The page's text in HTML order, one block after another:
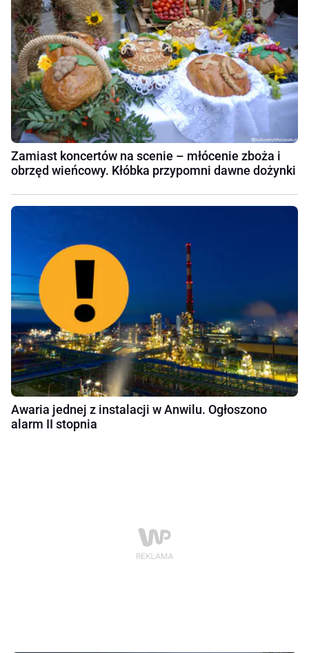
Zamiast koncertów na scenie – młócenie zboża i
obrzęd wieńcowy. Kłóbka przypomni dawne dożynki
Awaria jednej z instalacji w Anwilu. Ogłoszono
alarm II stopnia